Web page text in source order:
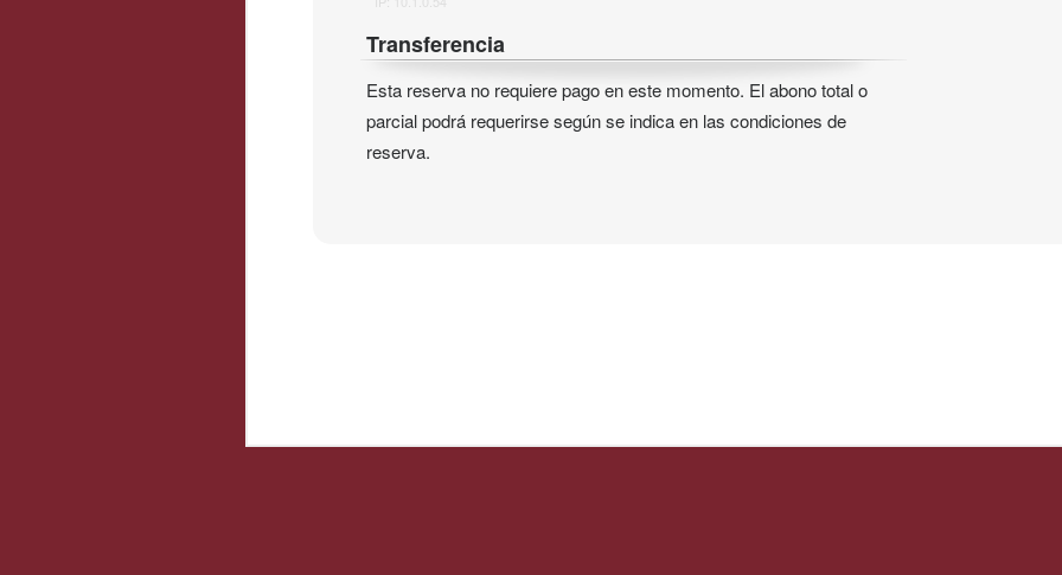
Transferencia
Esta reserva no requiere pago en este momento. El abono total o
parcial podrá requerirse según se indica en las condiciones de
reserva.